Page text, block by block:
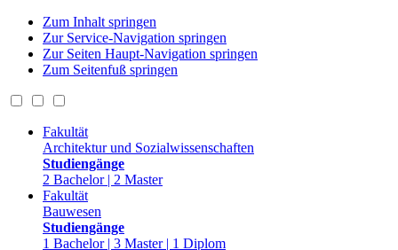
Zum Inhalt springen
Zur Service-Navigation springen
Zur Seiten Haupt-Navigation springen
Zum Seitenfuß springen
Fakultät
Architektur und Sozialwissenschaften
Studiengänge
2 Bachelor | 2 Master
Fakultät
Bauwesen
Studiengänge
1 Bachelor | 3 Master | 1 Diplom